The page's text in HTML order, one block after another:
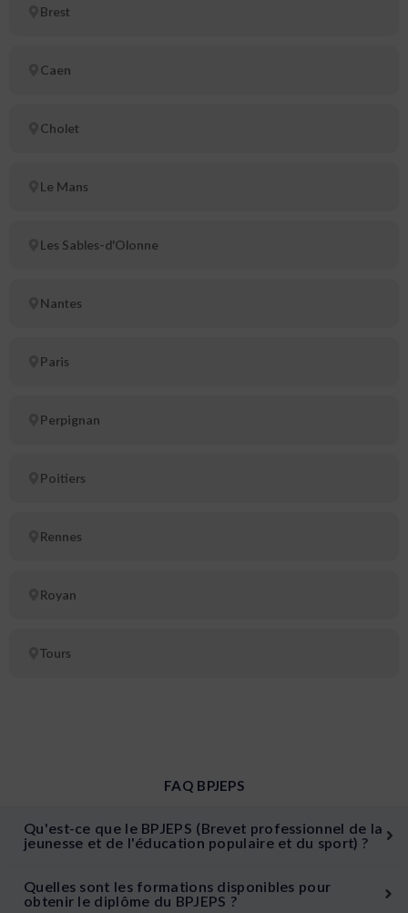
Brest
Caen
Cholet
Le Mans
Les Sables-d'Olonne
Nantes
Paris
Perpignan
Poitiers
Rennes
Royan
Tours
FAQ BPJEPS
Qu'est-ce que le BPJEPS (Brevet professionnel de la
jeunesse et de l'éducation populaire et du sport) ?
Quelles sont les formations disponibles pour
obtenir le diplôme du BPJEPS ?